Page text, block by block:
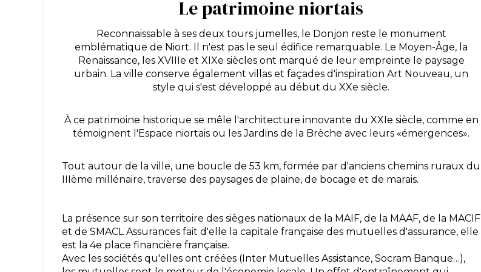
Le patrimoine niortais
Reconnaissable à ses deux tours jumelles, le Donjon reste le monument
emblématique de Niort. Il n'est pas le seul édifice remarquable. Le Moyen-Âge, la
Renaissance, les XVIIIe et XIXe siècles ont marqué de leur empreinte le paysage
urbain. La ville conserve également villas et façades d'inspiration Art Nouveau, un
style qui s'est développé au début du XXe siècle.
À ce patrimoine historique se mêle l'architecture innovante du XXIe siècle, comme en
témoignent l'Espace niortais ou les Jardins de la Brèche avec leurs «émergences».
Tout autour de la ville, une boucle de 53 km, formée par d'anciens chemins ruraux du
IIIème millénaire, traverse des paysages de plaine, de bocage et de marais.
La présence sur son territoire des sièges nationaux de la MAIF, de la MAAF, de la MACIF
et de SMACL Assurances fait d'elle la capitale française des mutuelles d'assurance, elle
est la 4e place financière française.
Avec les sociétés qu'elles ont créées (Inter Mutuelles Assistance, Socram Banque…),